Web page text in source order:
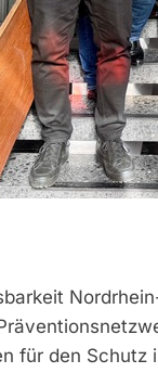
für den Schutz